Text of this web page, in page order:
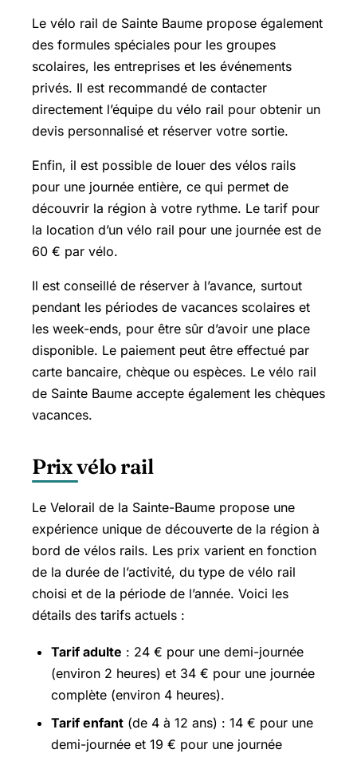
Le vélo rail de Sainte Baume propose également
des formules spéciales pour les groupes
scolaires, les entreprises et les événements
privés. Il est recommandé de contacter
directement l’équipe du vélo rail pour obtenir un
devis personnalisé et réserver votre sortie.
Enfin, il est possible de louer des vélos rails
pour une journée entière, ce qui permet de
découvrir la région à votre rythme. Le tarif pour
la location d’un vélo rail pour une journée est de
60 € par vélo.
Il est conseillé de réserver à l’avance, surtout
pendant les périodes de vacances scolaires et
les week-ends, pour être sûr d’avoir une place
disponible. Le paiement peut être effectué par
carte bancaire, chèque ou espèces. Le vélo rail
de Sainte Baume accepte également les chèques
vacances.
Prix vélo rail
Le Velorail de la Sainte-Baume propose une
expérience unique de découverte de la région à
bord de vélos rails. Les prix varient en fonction
de la durée de l’activité, du type de vélo rail
choisi et de la période de l’année. Voici les
détails des tarifs actuels :
Tarif adulte : 24 € pour une demi-journée
(environ 2 heures) et 34 € pour une journée
complète (environ 4 heures).
Tarif enfant (de 4 à 12 ans) : 14 € pour une
demi-journée et 19 € pour une journée